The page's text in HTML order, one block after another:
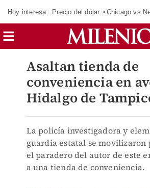
Hoy interesa: Precio del dólar Chicago vs
Asaltan tienda de
conveniencia en
Hidalgo de
La policía investigadora y
guardia estatal se movilizaron
el paradero del autor de este
a una tienda de conveniencia.